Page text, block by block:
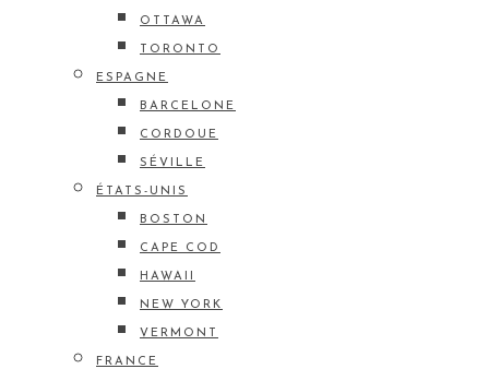
OTTAWA
TORONTO
ESPAGNE
BARCELONE
CORDOUE
SÉVILLE
ÉTATS-UNIS
BOSTON
CAPE COD
HAWAII
NEW YORK
VERMONT
FRANCE